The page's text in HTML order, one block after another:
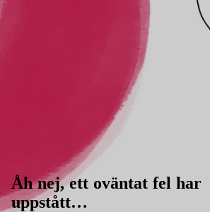
Åh nej, ett oväntat fel har
uppstått…